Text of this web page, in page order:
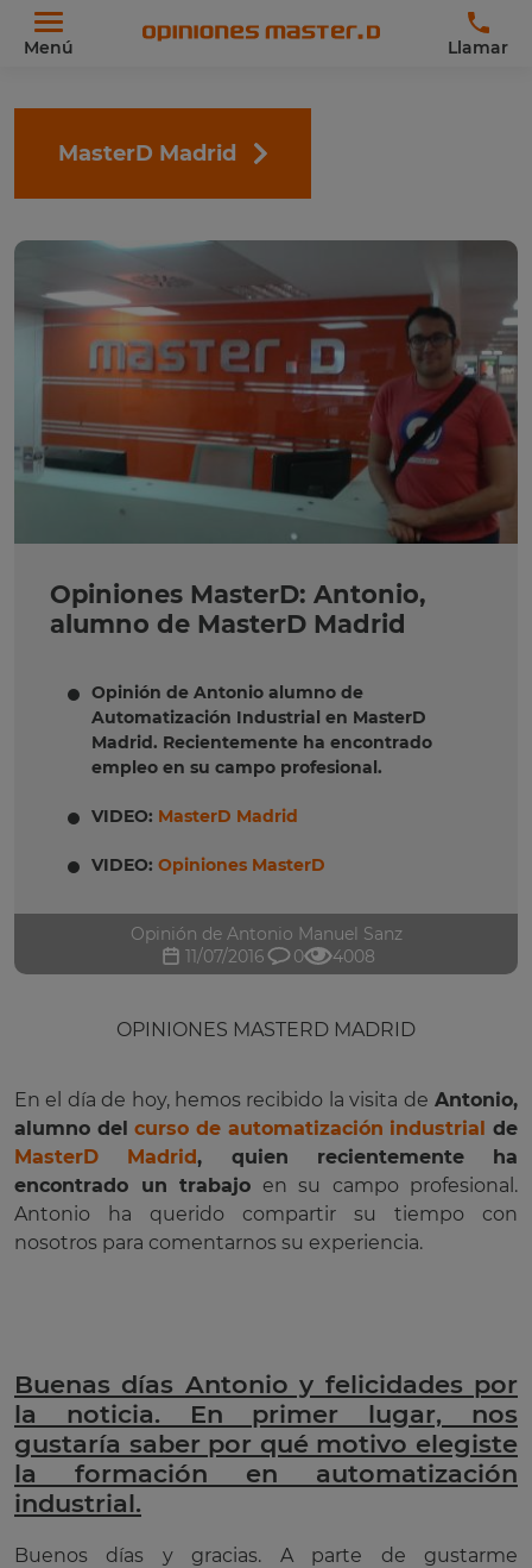
Menú Llamar
MasterD Madrid
Opiniones MasterD: Antonio,
alumno de MasterD Madrid
Opinión de Antonio alumno de
Automatización Industrial en MasterD
Madrid. Recientemente ha encontrado
empleo en su campo profesional.
VIDEO: MasterD Madrid
VIDEO: Opiniones MasterD
Opinión de Antonio Manuel Sanz
11/07/2016
0 4008
OPINIONES MASTERD MADRID
En el día de hoy, hemos recibido la visita de Antonio,
alumno delcurso de automatización industrial de
MasterD Madrid, quien recientemente ha
encontrado un trabajo en su campo profesional.
Antonio ha querido compartir su tiempo con
nosotros para comentarnos su experiencia.
Buenas días Antonio y felicidades por
la noticia. En primer lugar, nos
gustaría saber por qué motivo elegiste
la formación en automatización
industrial.
Buenos días y gracias. A parte de gustarme